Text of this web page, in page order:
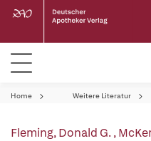
Home Weitere Literatur
Fleming, Donald G.,